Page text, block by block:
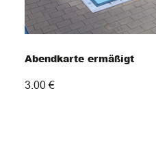
Abendkarte ermäßigt
3.00 €